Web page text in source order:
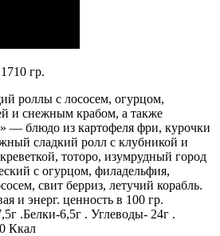
гр.
роллы с лососем, огурцом,
и снежным крабом, а также
— блюдо из картофеля фри, курочки
сладкий ролл с клубникой и
тоторо, изумрудный город
с огурцом, филадельфия,
свит берриз, летучий корабль.
и энерг. ценность в 100 гр.
.Белки-6,5г . Углеводы- 24г .
Ккал